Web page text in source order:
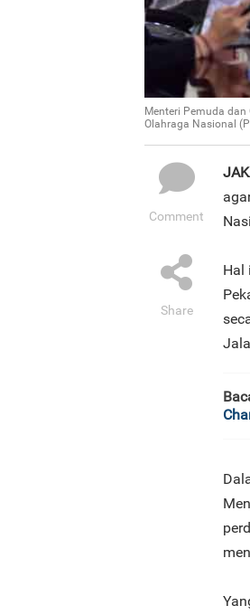
Menteri Pemuda
Olahraga Nasional
Comment
Share
Hal